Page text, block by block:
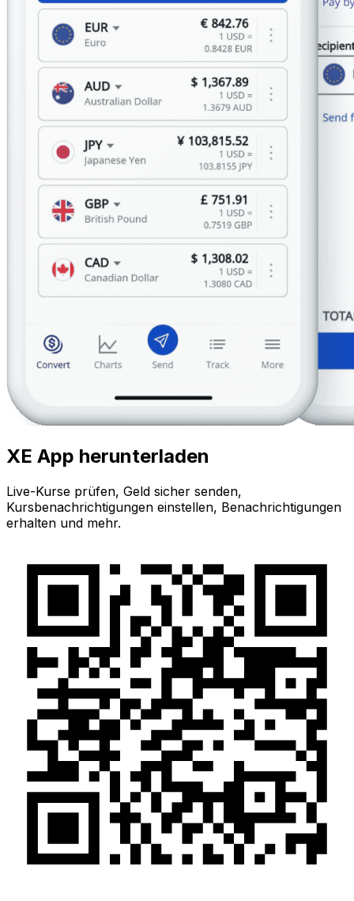
XE App herunterladen
Live-Kurse prüfen, Geld sicher senden,
Kursbenachrichtigungen einstellen, Benachrichtigungen
erhalten und mehr.